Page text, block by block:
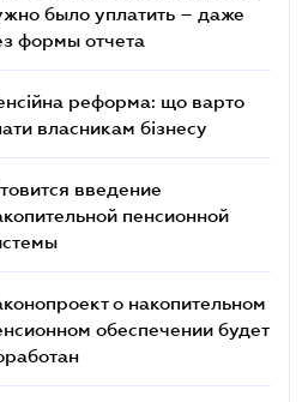
было уплатить – даже
формы отчета
реформа: що варто
власникам бізнесу
введение
пенсионной
о накопительном
обеспечении будет